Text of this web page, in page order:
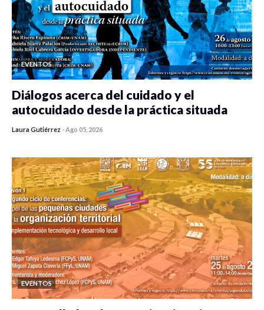
EVENTOS
Diálogos acerca del cuidado y el
autocuidado desde la práctica situada
Laura Gutiérrez -Ago 05, 2026
EVENTOS